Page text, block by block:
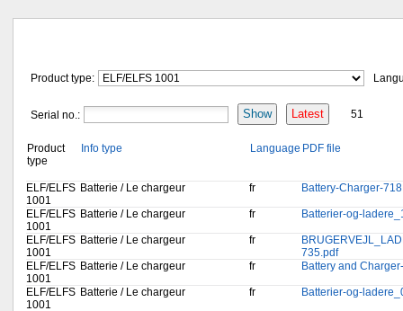
Product type:
Serial no.: Show Latest 51
Product
type
Info type Language PDF file
ELF/ELFS
1001
Batterie / Le chargeur fr Battery-Charger-
ELF/ELFS
1001
Batterie / Le chargeur fr Batterier-og-
ELF/ELFS
1001
Batterie / Le chargeur fr
735.pdf
ELF/ELFS
1001
Batterie / Le chargeur fr Battery and
ELF/ELFS
1001
Batterie / Le chargeur fr Batterier-og-